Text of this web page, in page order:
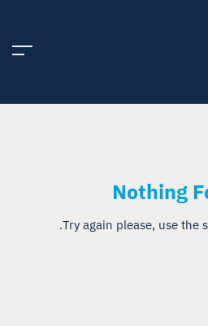
Nothing
Try again please, use the